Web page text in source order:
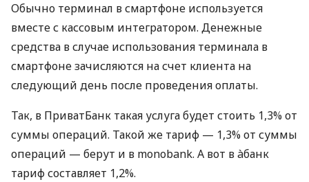
Обычно терминал в смартфоне используется
вместе с кассовым интегратором. Денежные
средства в случае использования терминала в
смартфоне зачисляются на счет клиента на
следующий день после проведения оплаты.
Так, в ПриватБанк такая услуга будет стоить 1,3% от
суммы операций. Такой же тариф — 1,3% от суммы
операций — берут и в monobank. А вот в àбанк
тариф составляет 1,2%.